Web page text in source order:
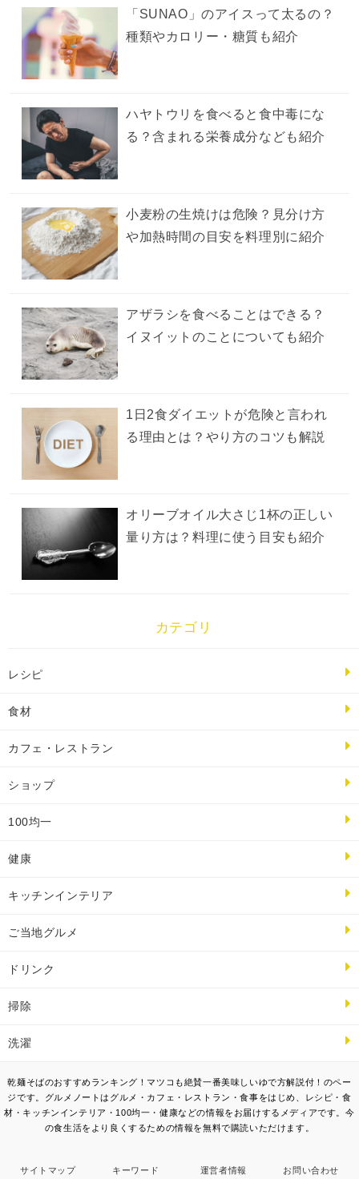
「SUNAO」のアイスって太るの？
種類やカロリー・糖質も紹介
ハヤトウリを食べると食中毒にな
る？含まれる栄養成分なども紹介
小麦粉の生焼けは危険？見分け方
や加熱時間の目安を料理別に紹介
アザラシを食べることはできる？
イヌイットのことについても紹介
1日2食ダイエットが危険と言われ
る理由とは？やり方のコツも解説
オリーブオイル大さじ1杯の正しい
量り方は？料理に使う目安も紹介
カテゴリ
レシピ
食材
カフェ・レストラン
ショップ
100均一
健康
キッチンインテリア
ご当地グルメ
ドリンク
掃除
洗濯
乾麺そばのおすすめランキング！マツコも絶賛一番美味しいゆで方解説付！のペー
ジです。グルメノートはグルメ・カフェ・レストラン・食事をはじめ、レシピ・食
材・キッチンインテリア・100均一・健康などの情報をお届けするメディアです。今
の食生活をより良くするための情報を無料で購読いただけます。
サイトマップ キーワード 運営者情報 お問い合わせ